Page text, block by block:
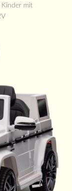
Kinder mit